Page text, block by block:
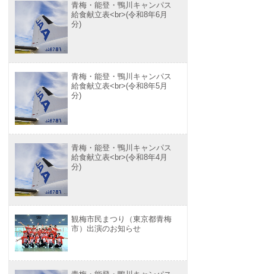
青梅・能登・鴨川キャンパス
給食献立表<br>(令和8年6月
分)
青梅・能登・鴨川キャンパス
給食献立表<br>(令和8年5月
分)
青梅・能登・鴨川キャンパス
給食献立表<br>(令和8年4月
分)
観梅市民まつり（東京都青梅
市）出演のお知らせ